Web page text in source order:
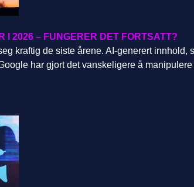
I 2026 – FUNGERER DET FORTSATT?
kraftig de siste årene. AI-generert innhold,
har gjort det vanskeligere å